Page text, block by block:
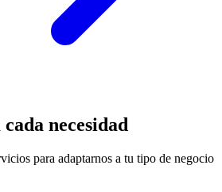
cada necesidad
para adaptarnos a tu tipo de negocio